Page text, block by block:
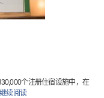
个注册住宿设施中，在
续阅读